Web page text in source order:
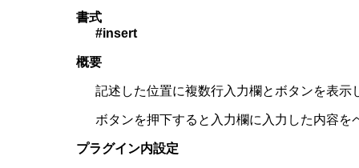
書式
#insert
概要
記述した位置に複数行入力欄とボタンを表示
ボタンを押下すると入力欄に入力した内容を
プラグイン内設定